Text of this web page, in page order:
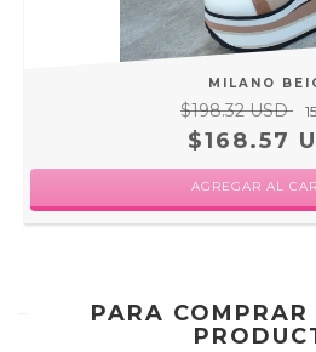
MILANO
$198.32 USD 15
$168.57
AGREGAR AL
PARA COMPRAR